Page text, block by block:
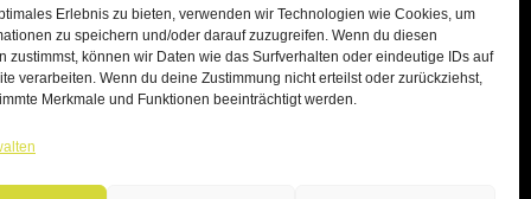
Erlebnis zu bieten, verwenden wir Technologien wie Cookies, um
zu speichern und/oder darauf zuzugreifen. Wenn du diesen
zustimmst, können wir Daten wie das Surfverhalten oder eindeutige IDs auf
verarbeiten. Wenn du deine Zustimmung nicht erteilst oder zurückziehst,
Merkmale und Funktionen beeinträchtigt werden.